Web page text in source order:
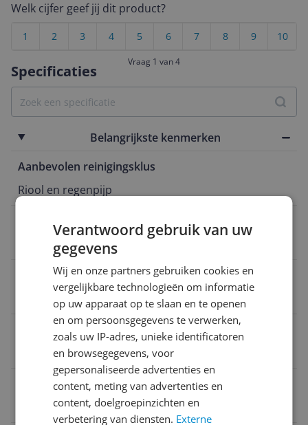
Specificaties
Belangrijkste kenmerken
Aanbevolen reinigingsklus
Riool en regenpijp
Vermogen
3.000 W
Lengte slang
Welk cijfer geef jij dit product?
10
9
8
7
6
5
4
3
2
1
Vraag 1 van 4
Verantwoord gebruik van uw
gegevens
Wij en onze partners gebruiken cookies en
vergelijkbare technologieën om informatie
op uw apparaat op te slaan en te openen
en om persoonsgegevens te verwerken,
zoals uw IP-adres, unieke identificatoren
en browsegegevens, voor
gepersonaliseerde advertenties en
content, meting van advertenties en
content, doelgroepinzichten en
verbetering van diensten. Externe